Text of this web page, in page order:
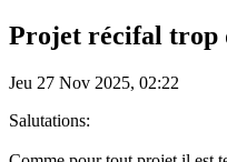
Projet récifal trop
Jeu 27 Nov 2025, 02:22
Salutations: